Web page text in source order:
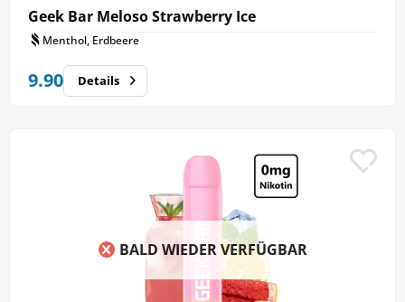
Geek Bar Meloso Strawberry Ice
Menthol, Erdbeere
9.90 Details
BALD WIEDER VERFÜGBAR